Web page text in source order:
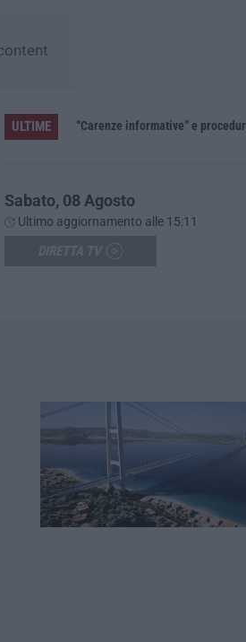
ULTIME
Sabato, 08 Agosto
Ultimo aggiornamento alle 15:11